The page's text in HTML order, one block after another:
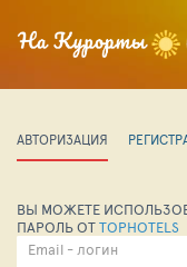
АВТОРИЗАЦИЯ
ВЫ МОЖЕТЕ
ПАРОЛЬ ОТTOPHOTELS
Email - логин